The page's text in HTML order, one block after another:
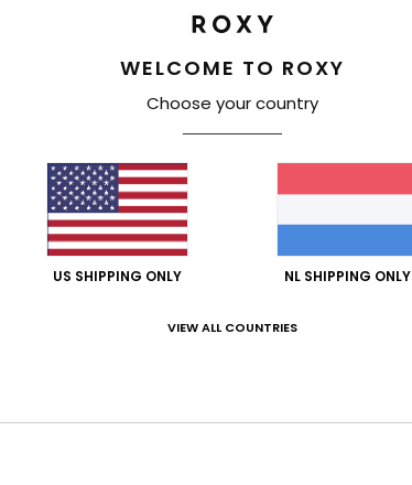
van klanten
gebaseerd op
5.0
4.7
WELCOME TO ROXY
Choose your country
US SHIPPING ONLY NL SHIPPING ONLY
VIEW ALL COUNTRIES